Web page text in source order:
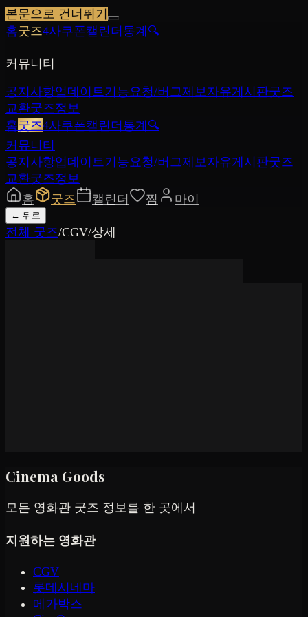
본문으로 건너뛰기
홈굿즈4사쿠폰캘린더 통계 🔍
커뮤니티
공지사항업데이트기능요청/버그제보자유게시판굿즈
교환굿즈정보
홈굿즈4사쿠폰캘린더 통계 🔍
커뮤니티
공지사항업데이트기능요청/버그제보자유게시판굿즈
교환굿즈정보
홈
굿즈 캘린더 찜 마이
← 뒤로
전체 굿즈/CGV/상세
Cinema Goods
모든 영화관 굿즈 정보를 한 곳에서
지원하는 영화관
CGV
롯데시네마
메가박스